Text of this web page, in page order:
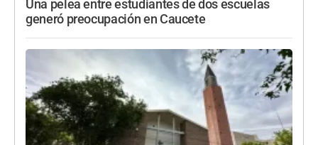
Una pelea entre estudiantes de dos escuelas
generó preocupación en Caucete